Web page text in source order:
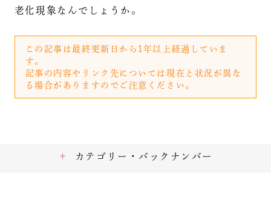
老化現象なんでしょうか。
この記事は最終更新日から1年以上経過していま
す。
記事の内容やリンク先については現在と状況が異な
る場合がありますのでご注意ください。
カテゴリー・バックナンバー